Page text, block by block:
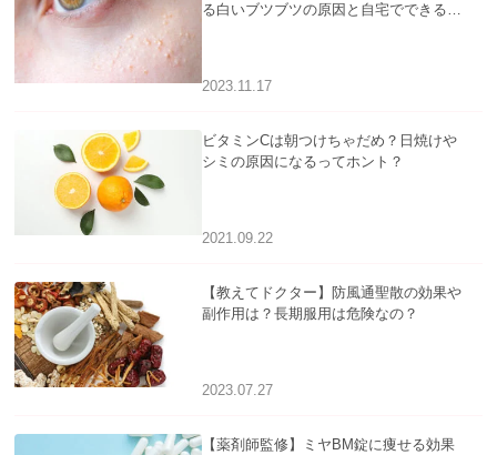
る白いブツブツの原因と自宅でできるケ
2023.11.17
ビタミンCは朝つけちゃだめ？日焼けや
シミの原因になるってホント？
2021.09.22
【教えてドクター】防風通聖散の効果や
副作用は？長期服用は危険なの？
2023.07.27
【薬剤師監修】ミヤBM錠に痩せる効果